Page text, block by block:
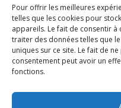
Pour offrir les meilleures
telles que les cookies pour
appareils. Le fait de consentir
traiter des données telles que
uniques sur ce site. Le fait de
consentement peut avoir un
fonctions.
06 Juil 2026
Étude d’évaluabilité des
d’accompagnement à
01 Juil 2026
Pénurie du personnel
Wallonie ?